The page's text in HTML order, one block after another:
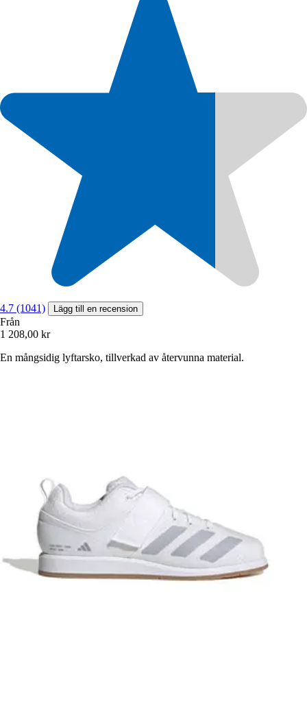
4.7 (1041) Lägg till en recension
Från
1 208,00 kr
En mångsidig lyftarsko, tillverkad av återvunna material.